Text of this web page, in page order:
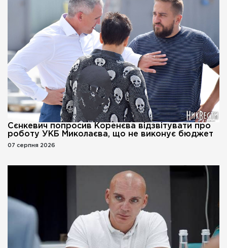
Сєнкевич попросив Коренєва відзвітувати про
роботу УКБ Миколаєва, що не виконує бюджет
07 серпня 2026